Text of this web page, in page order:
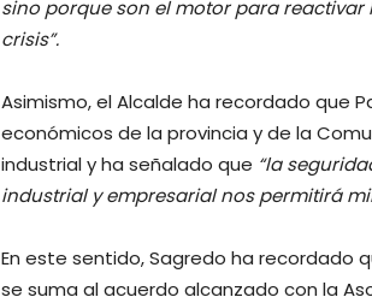
sino porque son el motor para
crisis”.
Asimismo, el Alcalde ha recordado que
económicos de la provincia y de la
industrial y ha señalado que “la
industrial y empresarial nos permitirá
En este sentido, Sagredo ha recordado
se suma al acuerdo alcanzado con la